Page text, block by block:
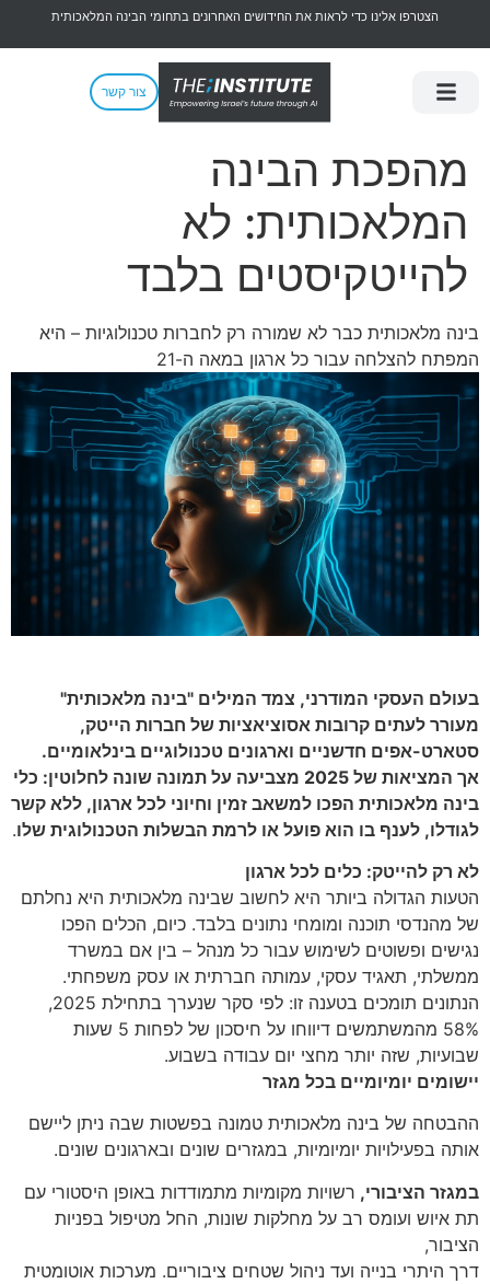
הצטרפו אלינו כדי לראות את החידושים האחרונים בתחומי הבינה המלאכותית
צור קשר
מהפכת הבינה
המלאכותית: לא
להייטקיסטים בלבד
בינה מלאכותית כבר לא שמורה רק לחברות טכנולוגיות – היא
המפתח להצלחה עבור כל ארגון במאה ה-21
בעולם העסקי המודרני, צמד המילים "בינה מלאכותית"
מעורר לעתים קרובות אסוציאציות של חברות הייטק,
סטארט-אפים חדשניים וארגונים טכנולוגיים בינלאומיים.
אך המציאות של 2025 מצביעה על תמונה שונה לחלוטין: כלי
בינה מלאכותית הפכו למשאב זמין וחיוני לכל ארגון, ללא קשר
לגודלו, לענף בו הוא פועל או לרמת הבשלות הטכנולוגית שלו.
לא רק להייטק: כלים לכל ארגון
הטעות הגדולה ביותר היא לחשוב שבינה מלאכותית היא נחלתם
של מהנדסי תוכנה ומומחי נתונים בלבד. כיום, הכלים הפכו
נגישים ופשוטים לשימוש עבור כל מנהל – בין אם במשרד
ממשלתי, תאגיד עסקי, עמותה חברתית או עסק משפחתי.
הנתונים תומכים בטענה זו: לפי סקר שנערך בתחילת 2025,
58% מהמשתמשים דיווחו על חיסכון של לפחות 5 שעות
שבועיות, שזה יותר מחצי יום עבודה בשבוע.
יישומים יומיומיים בכל מגזר
ההבטחה של בינה מלאכותית טמונה בפשטות שבה ניתן ליישם
אותה בפעילויות יומיומיות, במגזרים שונים ובארגונים שונים.
במגזר הציבורי, רשויות מקומיות מתמודדות באופן היסטורי עם
תת איוש ועומס רב על מחלקות שונות, החל מטיפול בפניות
הציבור,
דרך היתרי בנייה ועד ניהול שטחים ציבוריים. מערכות אוטומטית